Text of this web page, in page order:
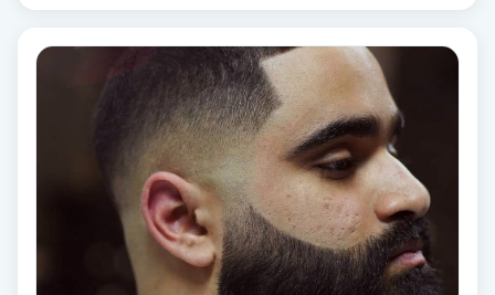
Personlig tränare
Pigmentbehandling